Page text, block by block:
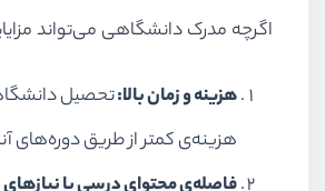
اگرچه مدرک دانشگاهی می‌تواند
هزینه و زمان بالا:تحصیل
هزینه‌ی کمتر از طریق دوره‌های